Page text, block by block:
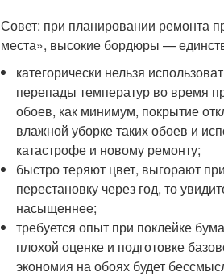
Совет: при планировании ремонта
места», высокие бордюры —
категорически нельзя
перепады температур во время
обоев, как минимум, покрытие
влажной уборке таких обоев и
катастрофе и новому ремонту;
быстро теряют цвет, выгорают
перестановку через год, то
насыщеннее;
требуется опыт при поклейке
плохой оценке и подготовке
экономия на обоях будет